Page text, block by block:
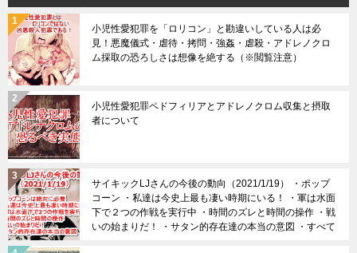
小児性愛犯罪を「ロリコン」と勘違いしている人は必
見！悪魔儀式・虐待・拷問・強姦・虐殺・アドレノクロ
ム採取の恐ろしさは想像を絶する（※閲覧注意）
小児性愛犯罪ペドフィリアとアドレノクロム収集と摂取
者について
サイキックLJさんの今後の動向（2021/1/19） ・ポップ
コーン ・私達は今史上最も凄い時期にいる！ ・軍は水面
下で２つの作戦を実行中 ・時間のズレと時間の操作 ・戦
いの始まりだ！ ・サタン的存在達の本当の意図 ・すべて